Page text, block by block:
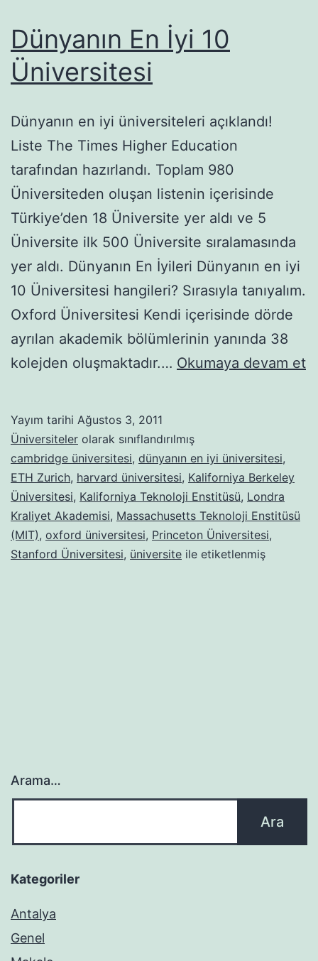
Dünyanın En İyi 10
Üniversitesi
Dünyanın en iyi üniversiteleri açıklandı!
Liste The Times Higher Education
tarafından hazırlandı. Toplam 980
Üniversiteden oluşan listenin içerisinde
Türkiye’den 18 Üniversite yer aldı ve 5
Üniversite ilk 500 Üniversite sıralamasında
yer aldı. Dünyanın En İyileri Dünyanın en iyi
10 Üniversitesi hangileri? Sırasıyla tanıyalım.
Oxford Üniversitesi Kendi içerisinde dörde
ayrılan akademik bölümlerinin yanında 38
kolejden oluşmaktadır.… Okumaya devam et
Yayım tarihi Ağustos 3, 2011
Üniversiteler olarak sınıflandırılmış
cambridge üniversitesi, dünyanın en iyi üniversitesi,
ETH Zurich, harvard üniversitesi, Kaliforniya Berkeley
Üniversitesi, Kaliforniya Teknoloji Enstitüsü, Londra
Kraliyet Akademisi, Massachusetts Teknoloji Enstitüsü
(MIT), oxford üniversitesi, Princeton Üniversitesi,
Stanford Üniversitesi, üniversite ile etiketlenmiş
Arama…
Kategoriler
Antalya
Genel